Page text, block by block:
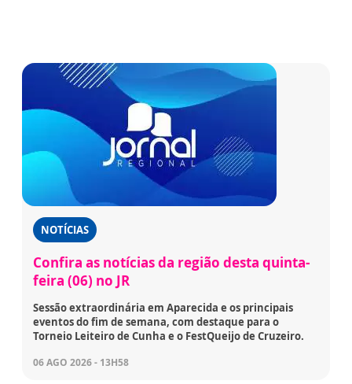
NOTÍCIAS
Confira as notícias da região desta quinta-
feira (06) no JR
Sessão extraordinária em Aparecida e os principais
eventos do fim de semana, com destaque para o
Torneio Leiteiro de Cunha e o FestQueijo de Cruzeiro.
06 AGO 2026 - 13H58